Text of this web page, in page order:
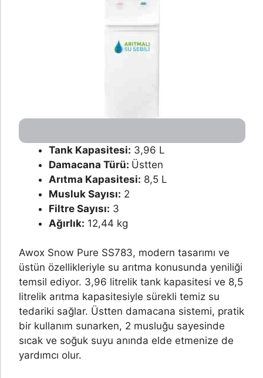
Tank Kapasitesi: 3,96 L
Damacana Türü: Üstten
Arıtma Kapasitesi: 8,5 L
Musluk Sayısı: 2
Filtre Sayısı: 3
Ağırlık: 12,44 kg
Awox Snow Pure SS783, modern tasarımı ve
üstün özellikleriyle su arıtma konusunda yeniliği
temsil ediyor. 3,96 litrelik tank kapasitesi ve 8,5
litrelik arıtma kapasitesiyle sürekli temiz su
tedariki sağlar. Üstten damacana sistemi, pratik
bir kullanım sunarken, 2 musluğu sayesinde
sıcak ve soğuk suyu anında elde etmenize de
yardımcı olur.